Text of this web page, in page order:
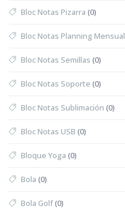
Bloc Notas Pizarra (0)
Bloc Notas Planning Mensual
Bloc Notas Semillas (0)
Bloc Notas Soporte (0)
Bloc Notas Sublimación (0)
Bloc Notas USB (0)
Bloque Yoga (0)
Bola (0)
Bola Golf(0)